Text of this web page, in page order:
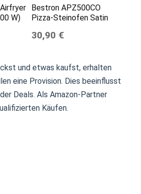
W)
Bestron APZ500CO
Pizza-Steinofen Satin
30,90 €
und etwas kaufst, erhalten
eine Provision. Dies beeinflusst
Deals. Als Amazon-Partner
Käufen.